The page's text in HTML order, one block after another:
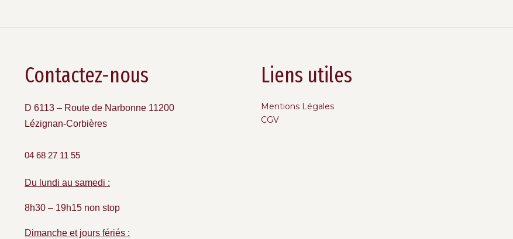
Contactez-nous
D 6113 – Route de Narbonne 11200
Lézignan-Corbières
04 68 27 11 55
Du lundi au samedi :
8h30 – 19h15 non stop
Dimanche et jours fériés :
Liens utiles
Mentions Légales
CGV